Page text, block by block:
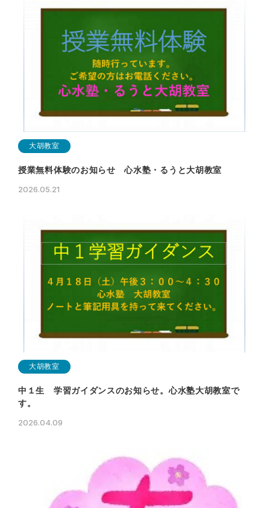
大胡教室
授業無料体験のお知らせ 心水塾・るうと大胡教室
2026.05.21
大胡教室
中１生 学習ガイダンスのお知らせ。心水塾大胡教室で
す。
2026.04.09